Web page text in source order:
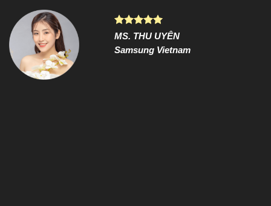
MS. THU UYÊN
Samsung Vietnam